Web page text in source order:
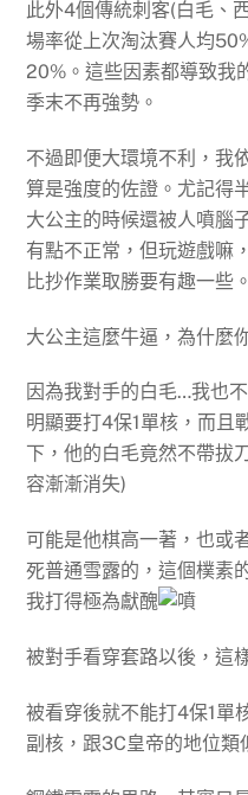
此外4個傳統刺客(白毛、
場率從上次淘汰賽人均
20%。這些因素都導致我
季末不再強勢。
不過即便大環境不利，我
算是強度的佐證。尤記得
大公主的時候還被人噴腦
有點不正常，但玩遊戲嘛
比抄作業取勝要有趣一些。
大公主這麼牛逼，為什麼
因為我對手的白毛…我也
明顯要打4保1單核，而且
下，他的白毛竟然不帶拔
容漸漸消失)
可能是他棋高一著，也或
死普通雪露的，這個樸素
我打得極為獻醜
被對手看穿套路以後，這
被看穿後就不能打4保1單
副核，跟3C皇帝的地位類